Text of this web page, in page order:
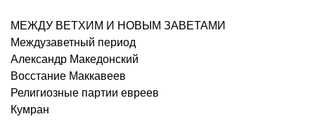
МЕЖДУ ВЕТХИМ И НОВЫМ ЗАВЕТАМИ
Междузаветный период
Александр Македонский
Восстание Маккавеев
Религиозные партии евреев
Кумран